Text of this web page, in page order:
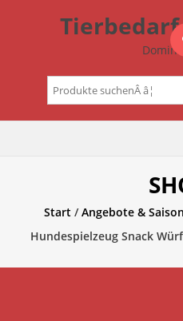
Tierbedarf
Suchen
nach:
Start /Angebote &
Hundespielzeug Snack